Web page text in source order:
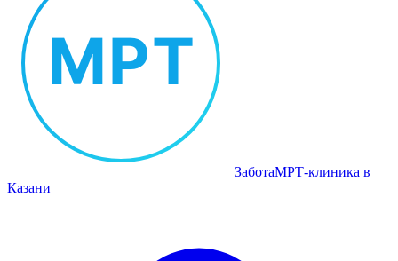
ЗаботаМРТ‑клиника в
Казани